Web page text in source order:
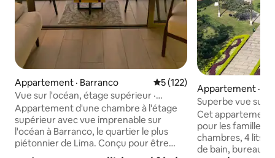
Appartement · Barranco Note moyenne de 5 sur 5,
5 (122)
Vue sur l'océan, étage supérieur ·
Climatisation · 500 Mbps · Piscine et salle
de sport
Appartement d'une chambre à l'étage
supérieur avec vue imprenable sur
l'océan à Barranco, le quartier le plus
piétonnier de Lima. Conçu pour être
silencieux : climatisation silencieuse, Wi-
Appartement ·
Superbe vue sur
moderne 3
Cet appartement
pour les familles
chambres, 4 lits️
de bain, bureau